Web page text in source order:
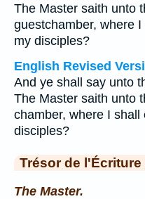
The Master saith unto
guestchamber, where
my disciples?
English Revised
And ye shall say unto
The Master saith unto
chamber, where I
disciples?
Trésor de l'Écriture
The Master.